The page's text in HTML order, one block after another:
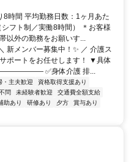
時間 平均勤務日数：1ヶ月あた
フト制／実働8時間） ＊お客様
以外の勤務をお願いす...
新メンバー募集中！✨ ／ 介護ス
ポートをお任せします！ ▼具体
✅身体介護 排...
・主夫歓迎
資格取得支援あり
問 未経験者歓迎
交通費全額支給
助あり 研修あり 夕方
賞与あり